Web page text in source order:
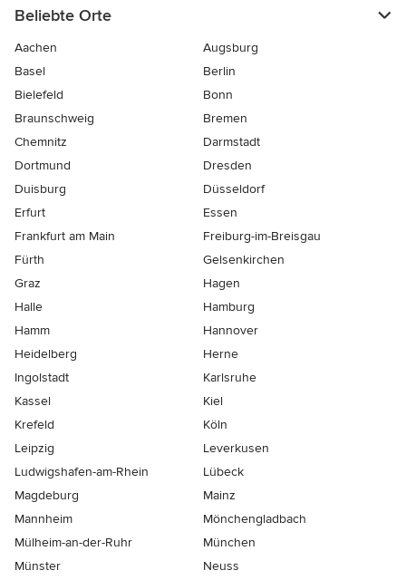
Beliebte Orte
Aachen
Augsburg
Basel
Berlin
Bielefeld
Bonn
Braunschweig
Bremen
Chemnitz
Darmstadt
Dortmund
Dresden
Duisburg
Düsseldorf
Erfurt
Essen
Frankfurt am Main
Freiburg-im-Breisgau
Fürth
Gelsenkirchen
Graz
Hagen
Halle
Hamburg
Hamm
Hannover
Heidelberg
Herne
Ingolstadt
Karlsruhe
Kassel
Kiel
Krefeld
Köln
Leipzig
Leverkusen
Ludwigshafen-am-Rhein
Lübeck
Magdeburg
Mainz
Mannheim
Mönchen­gladbach
Mülheim-an-der-Ruhr
München
Münster
Neuss